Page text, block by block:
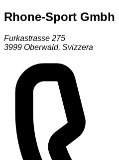
Rhone-Sport Gmbh
Furkastrasse 275
3999 Oberwald, Svizzera